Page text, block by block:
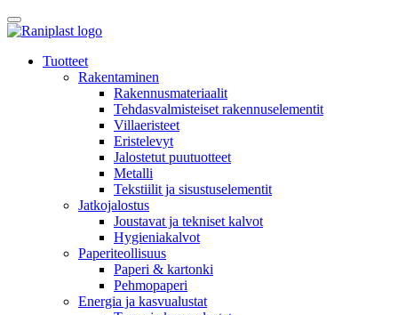
Skip
to
Tuotteet
Rakentaminen
Rakennusmateriaalit
Tehdasvalmisteiset rakennuselementit
Villaeristeet
Eristelevyt
Jalostetut puutuotteet
Metalli
Tekstiilit ja sisustuselementit
Jatkojalostus
Joustavat ja tekniset kalvot
Hygieniakalvot
Paperiteollisuus
Paperi & kartonki
Pehmopaperi
Energia ja kasvualustat